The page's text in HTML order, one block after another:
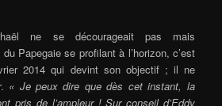
ne se décourageait pas mais
Papegaie se profilant à l’horizon, c’est
2014 qui devint son objectif ; il ne
« Je peux dire que dès cet instant, la
pris de l’ampleur ! Sur conseil d’Eddy